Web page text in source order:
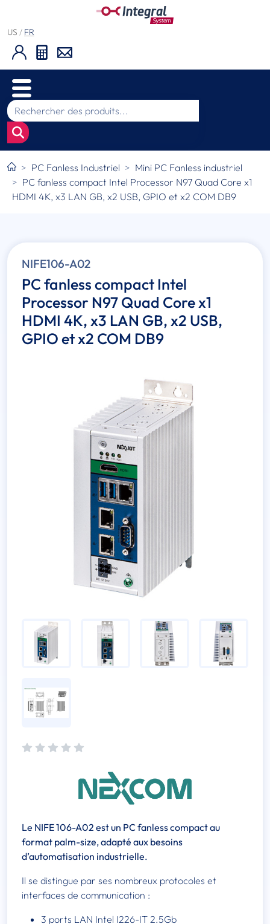
US / FR
PC Fanless Industriel
Mini PC Fanless industriel
PC fanless compact Intel Processor N97 Quad Core x1
HDMI 4K, x3 LAN GB, x2 USB, GPIO et x2 COM DB9
NIFE106-A02
PC fanless compact Intel
Processor N97 Quad Core x1
HDMI 4K, x3 LAN GB, x2 USB,
GPIO et x2 COM DB9
Le NIFE 106-A02 est un PC fanless compact au
format palm-size, adapté aux besoins
d’automatisation industrielle.
Il se distingue par ses nombreux protocoles et
interfaces de communication :
3 ports LAN Intel I226-IT 2.5Gb